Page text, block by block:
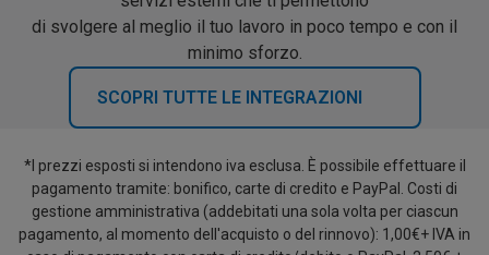
di svolgere al meglio il tuo lavoro in poco tempo e con il
minimo sforzo.
SCOPRI TUTTE LE INTEGRAZIONI
*I prezzi esposti si intendono iva esclusa. È possibile effettuare il
pagamento tramite: bonifico, carte di credito e PayPal. Costi di
gestione amministrativa (addebitati una sola volta per ciascun
pagamento, al momento dell'acquisto o del rinnovo): 1,00€+ IVA in